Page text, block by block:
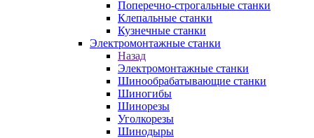
Поперечно-строгальные станки
Клепальные станки
Кузнечные станки
Электромонтажные станки
Назад
Электромонтажные станки
Шинообрабатывающие станки
Шиногибы
Шинорезы
Уголкорезы
Шинодыры